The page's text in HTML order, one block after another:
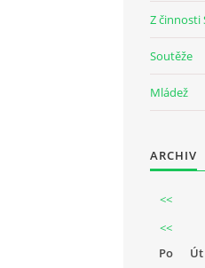
Z činnosti
Soutěže
Mládež
ARCHIV
<<
<<
Po
Út